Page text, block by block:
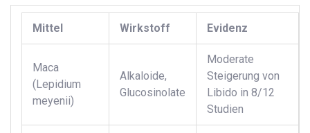
Mittel Wirkstoff Evidenz
Maca
(Lepidium
meyenii)
Alkaloide,
Glucosinolate
Moderate
Steigerung von
Libido in 8/12
Studien